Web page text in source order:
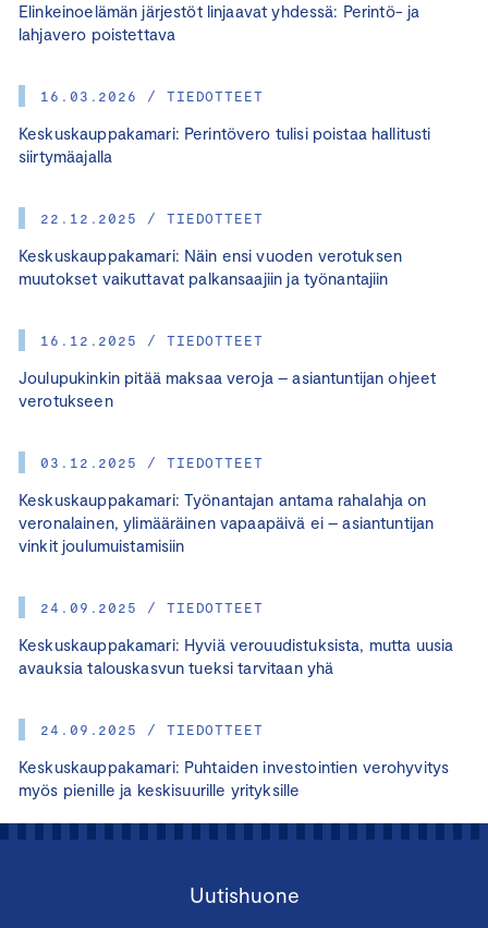
Elinkeinoelämän järjestöt linjaavat yhdessä: Perintö- ja
lahjavero poistettava
16.03.2026 / TIEDOTTEET
Keskuskauppakamari: Perintövero tulisi poistaa hallitusti
siirtymäajalla
22.12.2025 / TIEDOTTEET
Keskuskauppakamari: Näin ensi vuoden verotuksen
muutokset vaikuttavat palkansaajiin ja työnantajiin
16.12.2025 / TIEDOTTEET
Joulupukinkin pitää maksaa veroja – asiantuntijan ohjeet
verotukseen
03.12.2025 / TIEDOTTEET
Keskuskauppakamari: Työnantajan antama rahalahja on
veronalainen, ylimääräinen vapaapäivä ei – asiantuntijan
vinkit joulumuistamisiin
24.09.2025 / TIEDOTTEET
Keskuskauppakamari: Hyviä verouudistuksista, mutta uusia
avauksia talouskasvun tueksi tarvitaan yhä
24.09.2025 / TIEDOTTEET
Keskuskauppakamari: Puhtaiden investointien verohyvitys
myös pienille ja keskisuurille yrityksille
Uutishuone